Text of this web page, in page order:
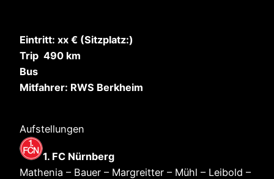
Eintritt: xx € (Sitzplatz:)
Trip 490 km
Bus
Mitfahrer: RWS Berkheim
Aufstellungen
1. FC Nürnberg
Mathenia – Bauer – Margreitter – Mühl – Leibold –